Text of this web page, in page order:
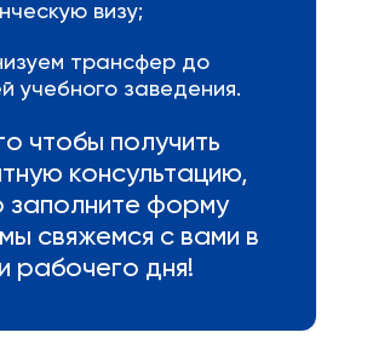
визу;
трансфер до
учебного заведения.
чтобы получить
консультацию,
заполните форму
свяжемся с вами в
рабочего дня!